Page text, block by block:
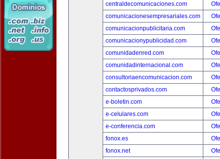
centraldecomunicaciones.com
comunicacionesempresariales.com
comunicacionpublicitaria.com
comunicacionypublicidad.com
comunidadenred.com
comunidadinternacional.com
consultoriaencomunicacion.com
contactosprivados.com
e-boletin.com
e-celulares.com
e-conferencia.com
fonox.es
fonox.net